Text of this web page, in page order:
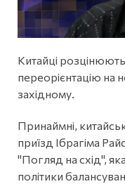
Китайці
переорієнтацію на
західному.
Принаймні,
приїзд Ібрагіма
"Погляд на схід",
політики